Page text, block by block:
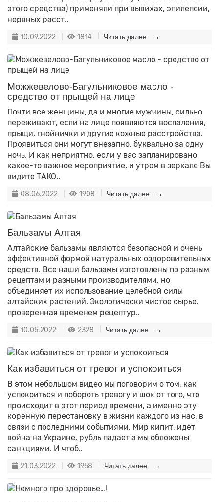
этого средства) применяли при вывихах, эпилепсии,
нервных расст..
10.09.2022 1814 Читать далее
Можжевелово-Багульниковое масло -
средство от прыщей на лице
Почти все женщины, да и многие мужчины, сильно
переживают, если на лице появляются воспаления,
прыщи, гнойнички и другие кожные расстройства.
Проявиться они могут внезапно, буквально за одну
ночь. И как неприятно, если у вас запланировано
какое-то важное мероприятие, и утром в зеркале Вы
видите ТАКО..
08.06.2022 1908 Читать далее
Бальзамы Алтая
Алтайские бальзамы являются безопасной и очень
эффективной формой натуральных оздоровительных
средств. Все наши бальзамы изготовлены по разным
рецептам и разными производителями, но
объединяет их использование целебной силы
алтайских растений. Экологически чистое сырье,
проверенная временем рецептур..
10.05.2022 2328 Читать далее
Как избавиться от тревог и успокоиться
В этом небольшом видео мы поговорим о том, как
успокоиться и побороть тревогу и шок от того, что
происходит в этот период времени, а именно эту
коренную перестановку в жизни каждого из нас, в
связи с последними событиями. Мир кипит, идёт
война на Украине, рубль падает а мы обложены
санкциями. И чтоб..
21.03.2022 1958 Читать далее